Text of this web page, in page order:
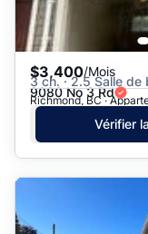
$3,400/Mois
3 ch. · 2.5 Salle de
9080 No 3 Rd
Richmond, BC ·
Vérifier